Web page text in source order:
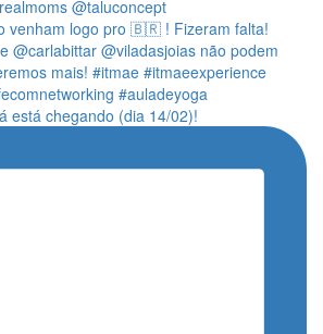
está chegando (dia 14/02)!